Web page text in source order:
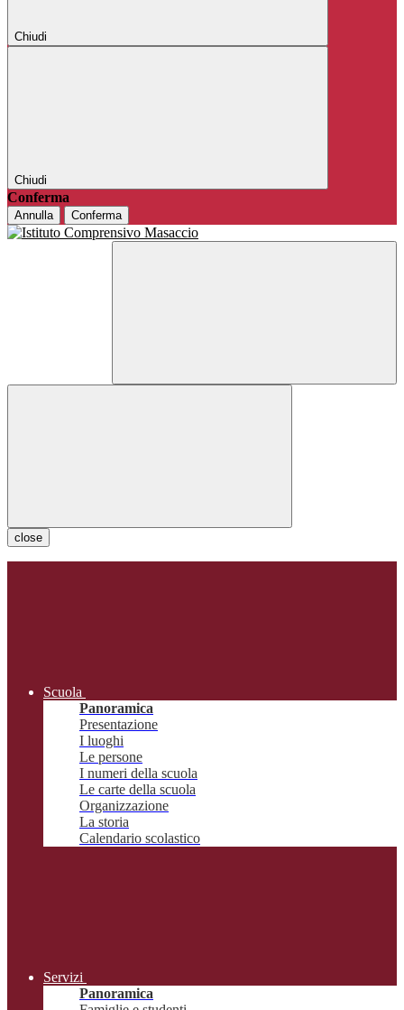
Chiudi
Chiudi
Conferma
Annulla Conferma
close
Scuola
Panoramica
Presentazione
I luoghi
Le persone
I numeri della scuola
Le carte della scuola
Organizzazione
La storia
Calendario scolastico
Servizi
Panoramica